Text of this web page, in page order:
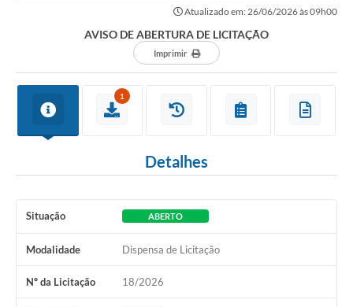
Atualizado em: 26/06/2026 às 09h00
AVISO DE ABERTURA DE LICITAÇÃO
Imprimir
1
Detalhes
Situação ABERTO
Modalidade Dispensa de Licitação
Nº da Licitação 18/2026